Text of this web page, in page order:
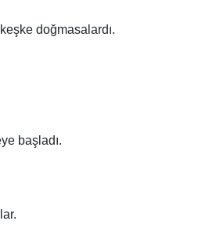
doğmasalardı.
başladı.